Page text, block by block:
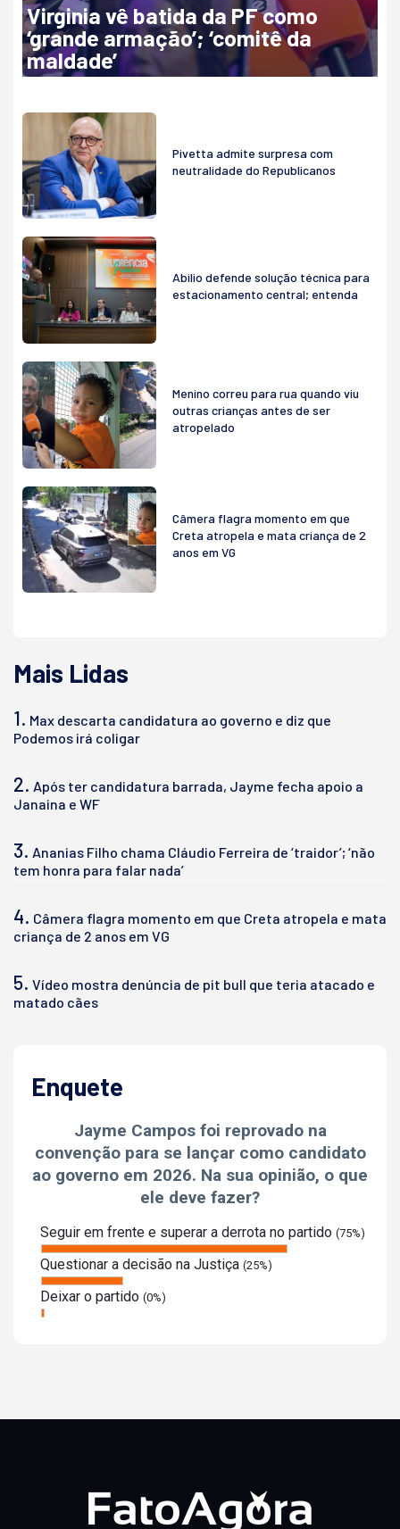
Virginia vê batida da PF como
‘grande armação’; ‘comitê da
maldade’
Pivetta admite surpresa com
neutralidade do Republicanos
Abilio defende solução técnica para
estacionamento central; entenda
Menino correu para rua quando viu
outras crianças antes de ser
atropelado
Câmera flagra momento em que
Creta atropela e mata criança de 2
anos em VG
Mais Lidas
1. Max descarta candidatura ao governo e diz que
Podemos irá coligar
2. Após ter candidatura barrada, Jayme fecha apoio a
Janaina e WF
3. Ananias Filho chama Cláudio Ferreira de ‘traidor’; ‘não
tem honra para falar nada’
4. Câmera flagra momento em que Creta atropela e mata
criança de 2 anos em VG
5. Vídeo mostra denúncia de pit bull que teria atacado e
matado cães
Enquete
Jayme Campos foi reprovado na
convenção para se lançar como candidato
ao governo em 2026. Na sua opinião, o que
ele deve fazer?
Seguir em frente e superar a derrota no partido (75%)
Questionar a decisão na Justiça (25%)
Deixar o partido (0%)